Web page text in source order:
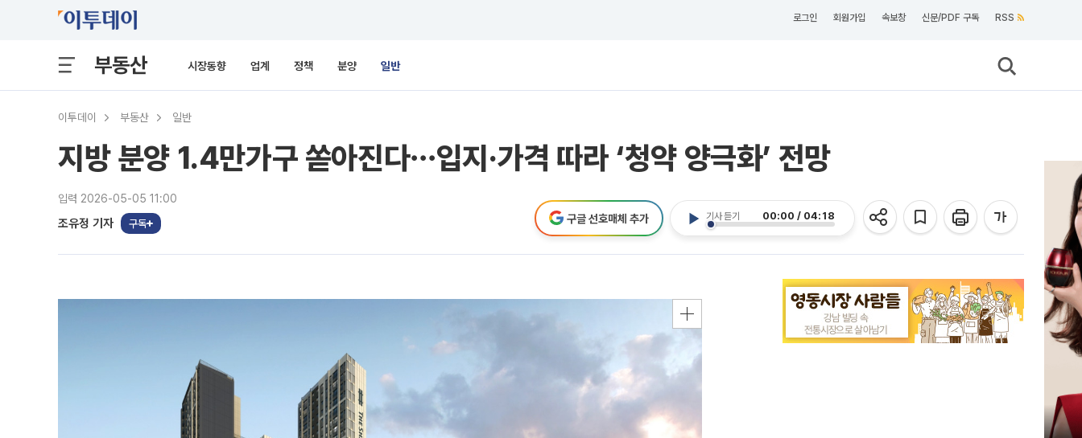
로그인 회원가입 속보창 신문/PDF 구독 RSS
부동산 시장동향 업계 정책 분양 일반
이투데이 부동산 일반
지방 분양 1.4만가구 쏟아진다⋯입지·가격 따라 ‘청약 양극화’ 전망
입력 2026-05-05 11:00
조유정 기자 구독
기사 듣기 00:00 / 04:18
구글 선호매체 추가